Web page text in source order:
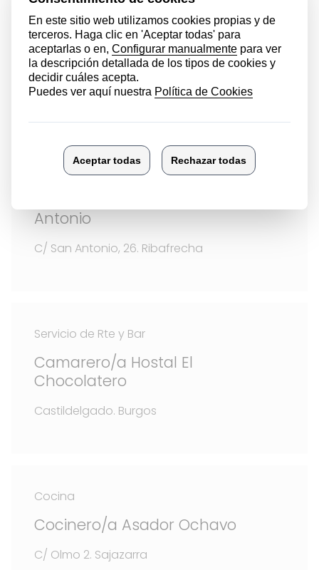
Servicio de Rte y Bar
Camarero/a Cacho Pastelería
Plaza Icona 2. Casalarreina
Pasteleria y Panaderia
Antonio
C/ San Antonio, 26. Ribafrecha
Servicio de Rte y Bar
Camarero/a Hostal El
Chocolatero
Castildelgado. Burgos
Cocina
Cocinero/a Asador Ochavo
C/ Olmo 2. Sajazarra